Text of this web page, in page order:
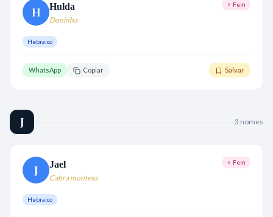
H Hulda
Doninha
♀ Fem
Hebraico
WhatsApp Copiar Salvar
J 3 nomes
J Jael
Cabra montesa
♀ Fem
Hebraico